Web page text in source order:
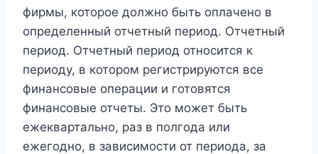
фирмы, которое должно быть оплачено в
определенный отчетный период. Отчетный
период. Отчетный период относится к
периоду, в котором регистрируются все
финансовые операции и готовятся
финансовые отчеты. Это может быть
ежеквартально, раз в полгода или
ежегодно, в зависимости от периода, за